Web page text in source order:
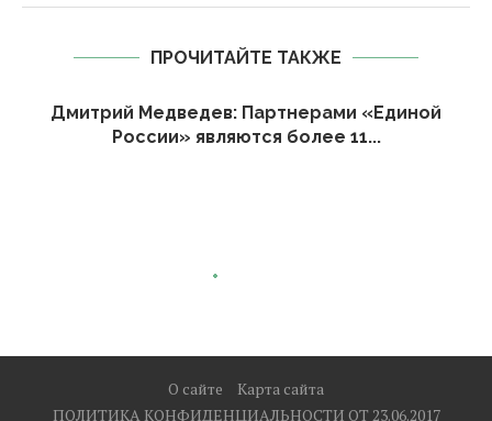
ПРОЧИТАЙТЕ ТАКЖЕ
Дмитрий Медведев: Партнерами «Единой
России» являются более 11...
О сайте
Карта сайта
ПОЛИТИКА КОНФИДЕНЦИАЛЬНОСТИ ОТ 23.06.2017